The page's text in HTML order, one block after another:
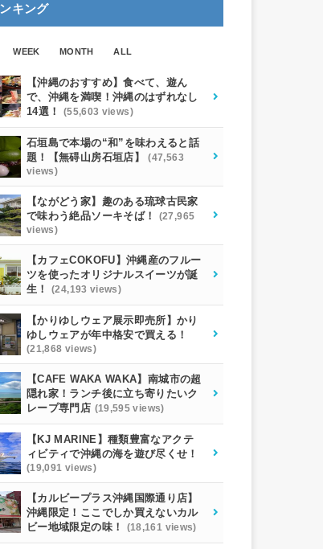
キング
WEEK MONTH ALL
【沖縄のおすすめ】食べて、遊ん
で、沖縄を満喫！沖縄のはずれなし
14選！
(55,603 views)
石垣島で本場の“和”を味わえると話
題！【無碍山房石垣店】
(47,563
views)
【ながどう家】趣のある琉球古民家
で味わう絶品ソーキそば！
(27,965
views)
【カフェCOKOFU】沖縄産のフルー
ツを使ったオリジナルスイーツが誕
生！
(24,193 views)
【かりゆしウェア展示即売所】かり
ゆしウェアが年中格安で買える！
(21,868 views)
【CAFE WAKA WAKA】南城市の超
隠れ家！ランチ後に立ち寄りたいク
レープ専門店 (19,595 views)
【KJ MARINE】種類豊富なアクテ
ィビティで沖縄の海を遊び尽くせ！
(19,091 views)
【カルビープラス沖縄国際通り店】
沖縄限定！ここでしか買えないカル
ビー地域限定の味！
(18,161 views)